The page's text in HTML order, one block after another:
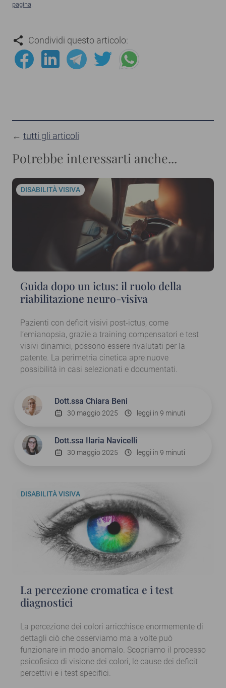
pagina.
Condividi questo articolo:
← tutti gli articoli
Potrebbe interessarti anche...
DISABILITÀ VISIVA
Guida dopo un ictus: il ruolo della
riabilitazione neuro-visiva
Pazienti con deficit visivi post-ictus, come
l’emianopsia, grazie a training compensatori e test
visivi dinamici, possono essere rivalutati per la
patente. La perimetria cinetica apre nuove
possibilità in casi selezionati e documentati.
Dott.ssa Chiara Beni
30 maggio 2025 leggi in 9 minuti
Dott.ssa Ilaria Navicelli
30 maggio 2025 leggi in 9 minuti
DISABILITÀ VISIVA
La percezione cromatica e i test
diagnostici
La percezione dei colori arricchisce enormemente di
dettagli ciò che osserviamo ma a volte può
funzionare in modo anomalo. Scopriamo il processo
psicofisico di visione dei colori, le cause dei deficit
percettivi e i test specifici.